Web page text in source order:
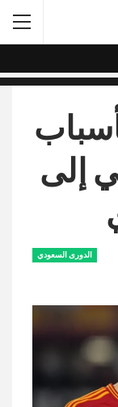
إلى
الدورى السعودي